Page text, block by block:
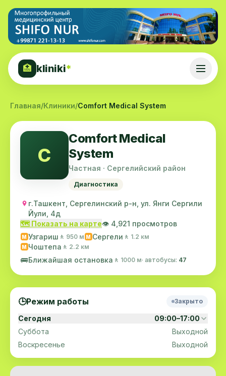
🏥 kliniki*
Главная/Клиники/Comfort Medical System
C
Comfort Medical
System
Частная · Сергелийский район
Диагностика
г.Ташкент, Сергелинский р-н, ул. Янги Сергили
Йули, 4д
🗺️ Показать на карте👁️ 4,921 просмотров
M Узгариш 🚶 950 м M Сергели 🚶 1.2 км
M Чоштепа 🚶 2.2 км
🚌Ближайшая остановка 🚶 1000 м· автобусы: 47
🕒Режим работы Закрыто
Сегодня
09:00–17:00
Суббота
Выходной
Воскресенье
Выходной